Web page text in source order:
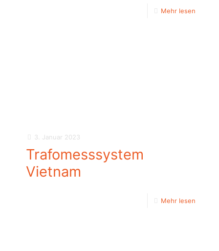
Mehr lesen
3. Januar 2023
Trafomesssystem
Vietnam
Mehr lesen